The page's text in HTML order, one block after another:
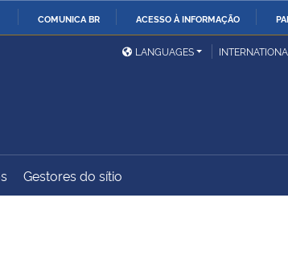
COMUNICA BR ACESSO À INFORMAÇÃO
Ministério das Relações
Exteriores
Regional
Controladoria-Geral da
LANGUAGES
Gestores do sítio